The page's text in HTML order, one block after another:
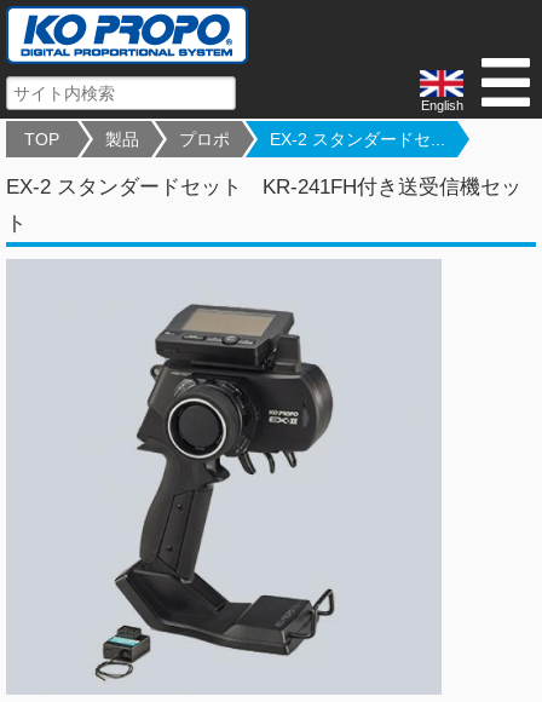
English
TOP 製品 プロポ EX-2 スタンダードセ...
EX-2 スタンダードセット KR-241FH付き送受信機セッ
ト